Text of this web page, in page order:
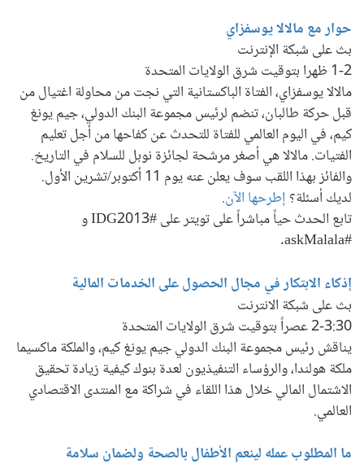
حوار مع مالالا يوسفزاي
بث على شبكة الإنترنت
1-2 ظهرا بتوقيت شرق الولايات المتحدة
مالالا يوسفزاي، الفتاة الباكستانية التي نجت من محاولة اغتيال من
قبل حركة طالبان، تنضم لرئيس مجموعة البنك الدولي، جيم يونغ
كيم، في اليوم العالمي للفتاة للتحدث عن كفاحها من أجل تعليم
الفتيات. مالالا هي أصغر مرشحة لجائزة نوبل للسلام في التاريخ.
والفائز بهذا اللقب سوف يعلن عنه يوم 11 أكتوبر/تشرين الأول.
لديك أسئلة؟ إطرحها الآن.
تابع الحدث حياً مباشراً على تويتر على #IDG2013 و
#askMalala.
إذكاء الابتكار في مجال الحصول على الخدمات المالية
بث على شبكة الانترنت
2-3:30 عصراً بتوقيت شرق الولايات المتحدة
يناقش رئيس مجموعة البنك الدولي جيم يونغ كيم، والملكة ماكسيما
ملكة هولندا، والرؤساء التنفيذيون لعدة بنوك كيفية زيادة تحقيق
الاشتمال المالي خلال هذا اللقاء في شراكة مع المنتدى الاقتصادي
العالمي.
ما المطلوب عمله لينعم الأطفال بالصحة ولضمان سلامة